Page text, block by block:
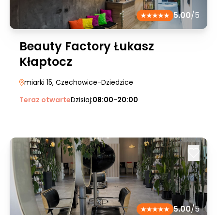
5.00/5
Beauty Factory Łukasz
Kłaptocz
miarki 15, Czechowice-Dziedzice
Teraz otwarteDzisiaj:08:00-20:00
5.00/5